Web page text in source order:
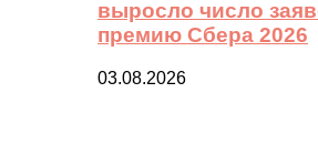
выросло число
премию Сбера 2026
03.08.2026